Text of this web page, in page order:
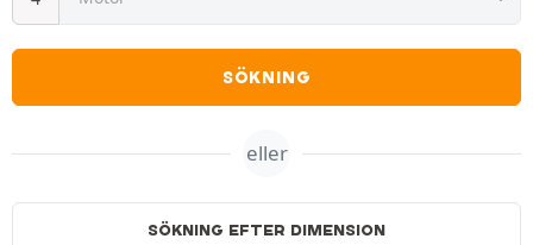
SÖKNING
eller
SÖKNING EFTER DIMENSION